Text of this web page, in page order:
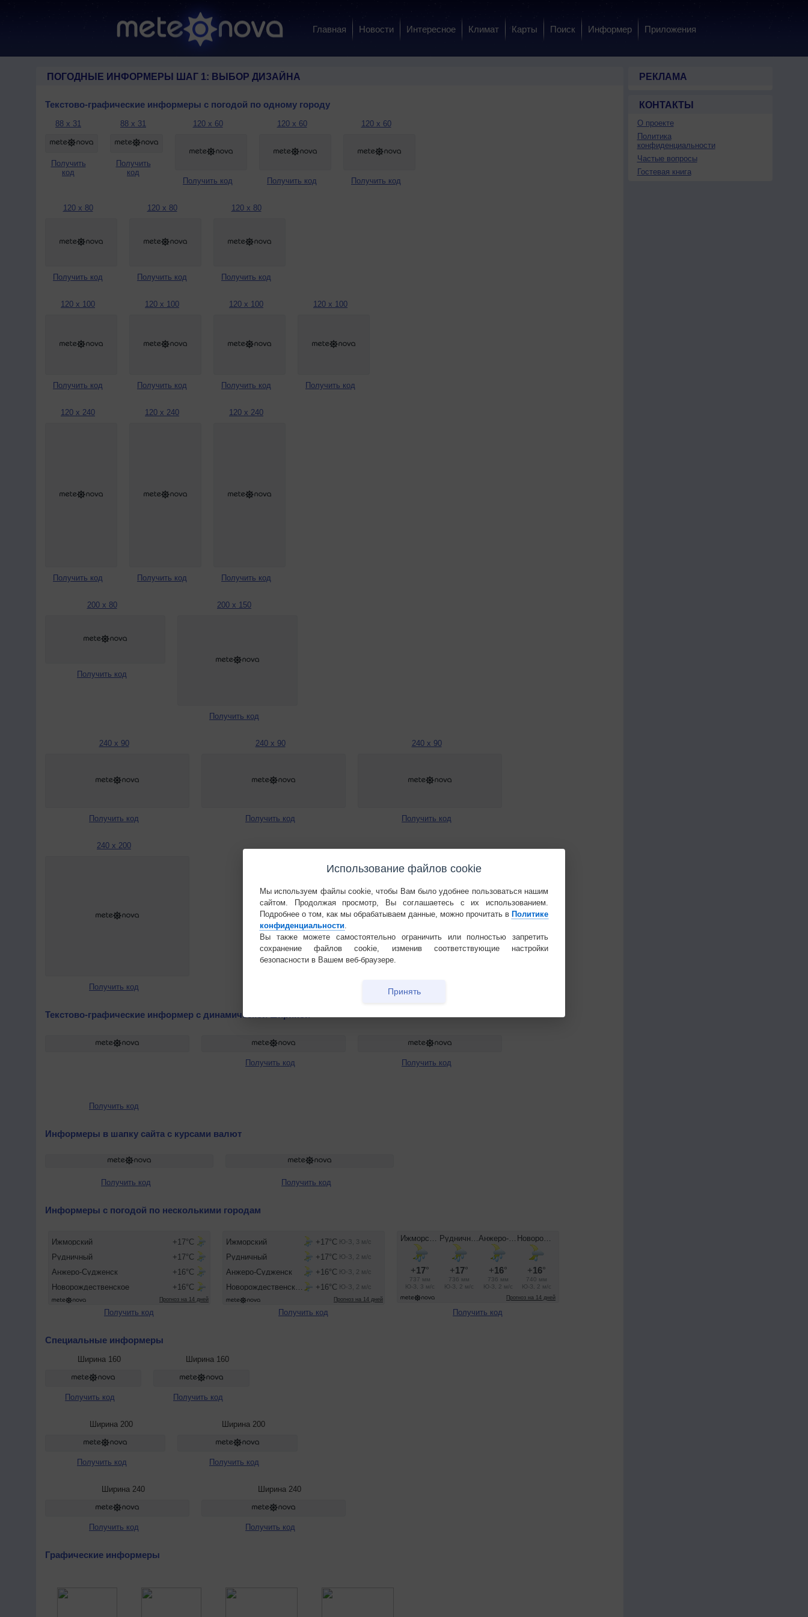
Главная Новости Интересное Климат Карты Поиск Информер Приложения
ПОГОДНЫЕ ИНФОРМЕРЫ ШАГ 1: ВЫБОР ДИЗАЙНА
Текстово-графические информеры с погодой по одному городу
88 x 31
Получить
код
88 x 31
Получить
код
120 x 60
Получить код
120 x 60
Получить код
120 x 60
Получить код
120 x 80
Получить код
120 x 80
Получить код
120 x 80
Получить код
120 x 100
Получить код
120 x 100
Получить код
120 x 100
Получить код
120 x 100
Получить код
120 x 240
Получить код
120 x 240
Получить код
120 x 240
Получить код
200 x 80
Получить код
200 x 150
Получить код
240 x 90
Получить код
240 x 90
Получить код
240 x 90
Получить код
240 x 200
Получить код
Текстово-графические информер с динамической шириной
Получить код
Получить код Получить код
Информеры в шапку сайта с курсами валют
Получить код Получить код
Информеры с погодой по несколькими городам
Получить код Получить код Получить код
Специальные информеры
Ширина 160
Получить код
Ширина 160
Получить код
Ширина 200
Получить код
Ширина 200
Получить код
Ширина 240
Получить код
Ширина 240
Получить код
Графические информеры
РЕКЛАМА
КОНТАКТЫ
О проекте
Политика
конфиденциальности
Частые вопросы
Гостевая книга
Использование файлов cookie
Мы используем файлы cookie, чтобы Вам было удобнее пользоваться нашим
сайтом. Продолжая просмотр, Вы соглашаетесь с их использованием.
Подробнее о том, как мы обрабатываем данные, можно прочитать в Политике
конфиденциальности
Вы также можете самостоятельно ограничить или полностью запретить
сохранение файлов cookie, изменив соответствующие настройки
безопасности в Вашем веб-браузере.
Принять